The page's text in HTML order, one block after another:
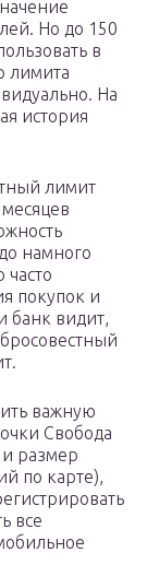
Но до 150
в
лимита
На
история
лимит
намного
покупок и
банк видит,
важную
Свобода
и размер
по карте),
все